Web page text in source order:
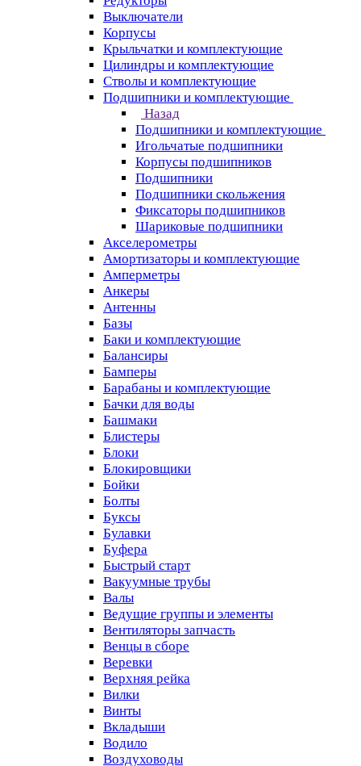
Выключатели
Корпусы
Крыльчатки и комплектующие
Цилиндры и комплектующие
Стволы и комплектующие
Подшипники и комплектующие
Назад
Подшипники и комплектующие
Игольчатые подшипники
Корпусы подшипников
Подшипники
Подшипники скольжения
Фиксаторы подшипников
Шариковые подшипники
Акселерометры
Амортизаторы и комплектующие
Амперметры
Анкеры
Антенны
Базы
Баки и комплектующие
Балансиры
Бамперы
Барабаны и комплектующие
Бачки для воды
Башмаки
Блистеры
Блоки
Блокировщики
Бойки
Болты
Буксы
Булавки
Буфера
Быстрый старт
Вакуумные трубы
Валы
Ведущие группы и элементы
Вентиляторы запчасть
Венцы в сборе
Веревки
Верхняя рейка
Вилки
Винты
Вкладыши
Водило
Воздуховоды